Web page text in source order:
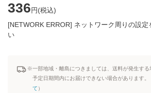
336円(税込)
[NETWORK ERROR] ネットワーク周りの設定
い
※一部地域・離島につきましては、送料が発生する
予定日期間内にお届けできない場合があります。
て ）